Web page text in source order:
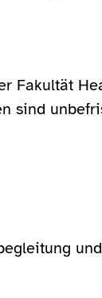
Fakultät
sind